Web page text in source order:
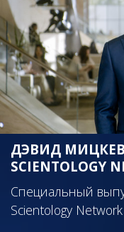
ДЭВИД
SCIENTOLOGY
Специальный
Scientology Network